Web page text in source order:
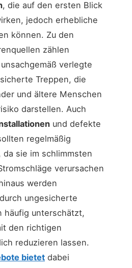
, die auf den ersten Blick
jedoch erhebliche
können. Zu den
zählen
verlegte
Treppen, die
und ältere Menschen
darstellen. Auch
und defekte
regelmäßig
sie im schlimmsten
verursachen
werden
durch ungesicherte
häufig unterschätzt,
den richtigen
reduzieren lassen.
bietet dabei